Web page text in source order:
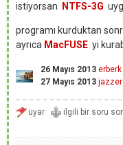
istiyorsan
NTFS-3G
programı kurduktan
ayrıca MacFUSE yi
26 Mayıs 2013 erberk
27 Mayıs 2013 jazzer